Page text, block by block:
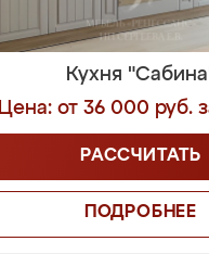
Кухня
Цена: от 36 000 руб.
РАССЧИТАТЬ
ПОДРОБНЕЕ